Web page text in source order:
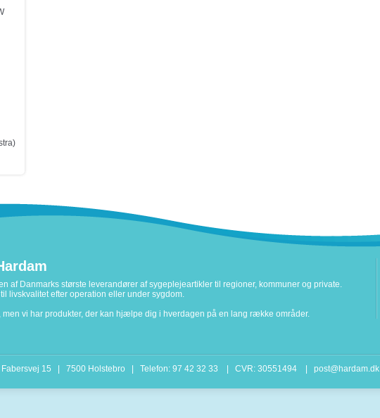
af Danmarks største leverandører af sygeplejeartikler til regioner, kommuner og private.
livskvalitet efter operation eller under sygdom.
men vi har produkter, der kan hjælpe dig i hverdagen på en lang række områder.
Fabersvej 15 | 7500 Holstebro | Telefon: 97 42 32 33 | CVR: 30551494 | post@hardam.dk